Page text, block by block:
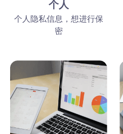
个人
个人隐私信息，想进行保
密